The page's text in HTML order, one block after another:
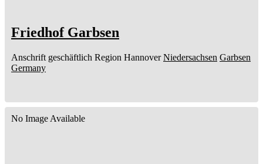
Friedhof Garbsen
Anschrift geschäftlich Region Hannover Niedersachsen Garbsen
Germany
No Image Available